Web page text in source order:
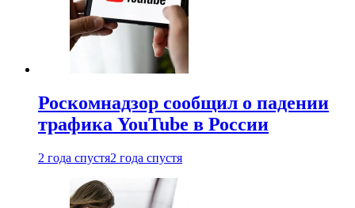
Роскомнадзор сообщил о падении
трафика YouTube в России
2 года спустя2 года спустя